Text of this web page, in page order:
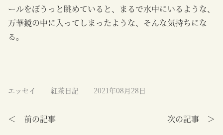
ールをぼうっと眺めていると、まるで水中にいるような、
万華鏡の中に入ってしまったような、そんな気持ちにな
る。
エッセイ 紅茶日記 2021年08月28日
＜ 前の記事 次の記事 ＞